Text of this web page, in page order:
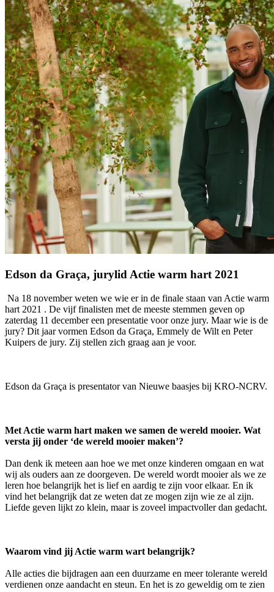
Edson da Graça, jurylid Actie warm hart 2021
Na 18 november weten we wie er in de finale staan van Actie warm
hart 2021 . De vijf finalisten met de meeste stemmen geven op
zaterdag 11 december een presentatie voor onze jury. Maar wie is de
jury? Dit jaar vormen Edson da Graça, Emmely de Wilt en Peter
Kuipers de jury. Zij stellen zich graag aan je voor.
Edson da Graça is presentator van Nieuwe baasjes bij KRO-NCRV.
Met Actie warm hart maken we samen de wereld mooier. Wat
versta jij onder ‘de wereld mooier maken’?
Dan denk ik meteen aan hoe we met onze kinderen omgaan en wat
wij als ouders aan ze doorgeven. De wereld wordt mooier als we ze
leren hoe belangrijk het is lief en aardig te zijn voor elkaar. En ik
vind het belangrijk dat ze weten dat ze mogen zijn wie ze al zijn.
Liefde geven lijkt zo klein, maar is zoveel impactvoller dan gedacht.
Waarom vind jij Actie warm wart belangrijk?
Alle acties die bijdragen aan een duurzame en meer tolerante wereld
verdienen onze aandacht en steun. En het is zo geweldig om te zien